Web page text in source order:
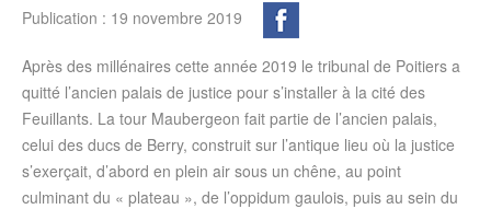
Publication : 19 novembre 2019
Après des millénaires cette année 2019 le tribunal de Poitiers a
quitté l’ancien palais de justice pour s’installer à la cité des
Feuillants. La tour Maubergeon fait partie de l’ancien palais,
celui des ducs de Berry, construit sur l’antique lieu où la justice
s’exerçait, d’abord en plein air sous un chêne, au point
culminant du « plateau », de l’oppidum gaulois, puis au sein du